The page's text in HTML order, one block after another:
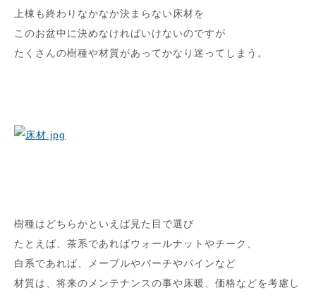
上棟も終わりなかなか決まらない床材を
このお盆中に決めなければいけないのですが
たくさんの樹種や材質があってかなり迷ってしまう。
樹種はどちらかといえば見た目で選び
たとえば、茶系であればウォールナットやチーク、
白系であれば、メープルやバーチやパインなど
材質は、将来のメンテナンスの事や床暖、価格などを考慮し